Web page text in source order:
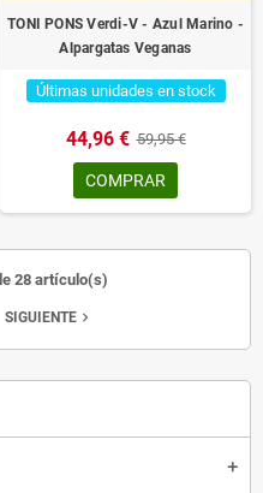
add
TONI PONS Verdi-V - Azul Marino -
Alpargatas Veganas
Últimas unidades en stock
44,96 € 59,95 €
COMPRAR
28 artículo(s)
SIGUIENTEnavigate_next